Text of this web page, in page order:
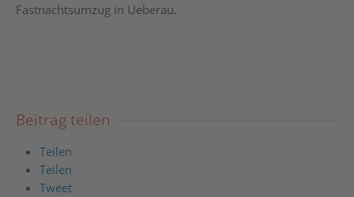
Beitrag teilen
Teilen
Teilen
Tweet
Fastnachtsumzug in Ueberau.